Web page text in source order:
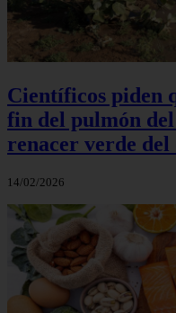
Científicos piden
fin del pulmón
renacer verde del
14/02/2026